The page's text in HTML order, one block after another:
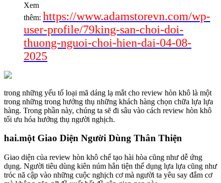
Xem
thêm: https://www.adamstorevn.com/wp-
user-profile/79king-san-choi-doi-
thuong-nguoi-choi-hien-dai-04-08-
2025
trong những yếu tố loại mã dáng lạ mắt cho review hòn khô là một
trong những trong hưởng thụ những khách hàng chọn chữa lựa lựa
hàng. Trong phần này, chúng ta sẽ đi sâu vào cách review hòn khô
tối ưu hóa hưởng thụ người nghịch.
hai.một Giao Diện Người Dùng Thân Thiện
Giao diện của review hòn khô chế tạo hài hòa cũng như dễ ứng
dụng. Người tiêu dùng kiên núm hẳn tiện thể dụng lựa lựa cũng như
tróc nã cập vào những cuộc nghịch cơ mà người ta yêu say đắm cơ